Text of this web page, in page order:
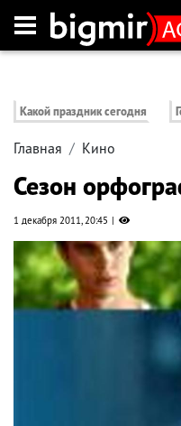
Какой праздник сегодня
Главная Кино
Сезон
1 декабря 2011, 20:45